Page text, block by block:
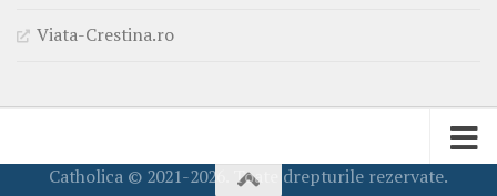
Viata-Crestina.ro
Catholica © 2021-2026. Toate drepturile rezervate.